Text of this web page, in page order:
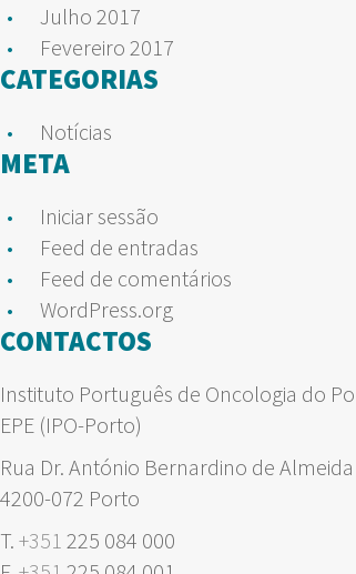
Julho 2017
Fevereiro 2017
CATEGORIAS
Notícias
META
Iniciar sessão
Feed de entradas
Feed de comentários
WordPress.org
CONTACTOS
Instituto Português de Oncologia do
EPE (IPO-Porto)
Rua Dr. António Bernardino de Almeida
4200-072 Porto
T. +351 225 084 000